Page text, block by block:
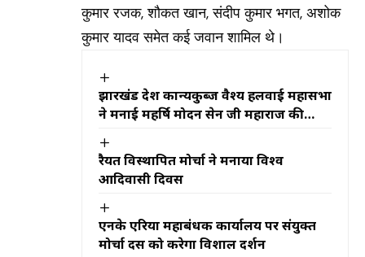
कुमार रजक, शौकत खान, संदीप कुमार भगत, अशोक
कुमार यादव समेत कई जवान शामिल थे।
झारखंड प्रदेश कान्यकुब्ज वैश्य हलवाई महासभा
ने मनाई महर्षि मोदन सेन जी महाराज की
रैयत विस्थापित मोर्चा ने मनाया विश्व
आदिवासी दिवस
एनके एरिया महाप्रबंधक कार्यालय पर संयुक्त
मोर्चा दस को करेगा विशाल प्रदर्शन